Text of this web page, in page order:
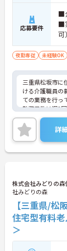
応募要件
■
■
可
夜勤専従 未経験OK
三重県松坂市に
ける介護職員の
ての業務を行っ
勤務日数は週1
ートを大切にし
研修制度があり
ご勤務いただけ
ご興味のある方
に詳細をご案内
詳
株式会社みどりの
社みどりの森
【三重県/松
住宅型有料
＞